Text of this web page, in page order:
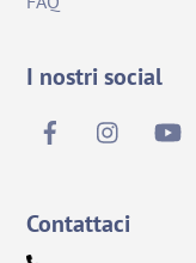
I nostri social
Contattaci